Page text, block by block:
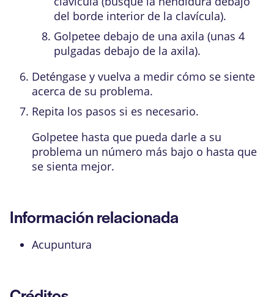
del borde interior de la clavícula).
Golpetee debajo de una axila (unas 4
pulgadas debajo de la axila).
Deténgase y vuelva a medir cómo se siente
acerca de su problema.
Repita los pasos si es necesario.
Golpetee hasta que pueda darle a su
problema un número más bajo o hasta que
se sienta mejor.
Información relacionada
Acupuntura